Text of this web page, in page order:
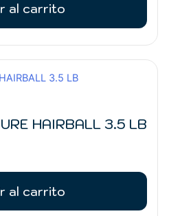
al carrito
HAIRBALL 3.5 LB
al carrito